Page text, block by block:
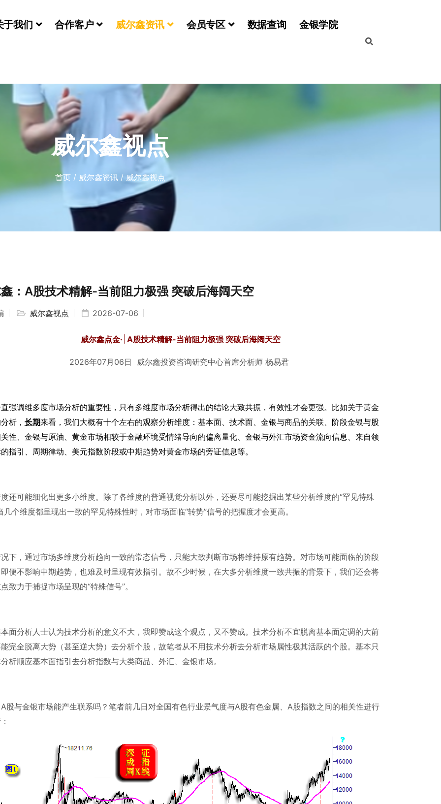
于我们 合作客户 威尔鑫资讯 会员专区 数据查询 金银学院
威尔鑫视点
首页 / 威尔鑫资讯 / 威尔鑫视点
：A股技术精解-当前阻力极强 突破后海阔天空
威尔鑫视点 2026-07-06
威尔鑫点金· A股技术精解-当前阻力极强 突破后海阔天空
2026年07月06日 威尔鑫投资咨询研究中心首席分析师 杨易君
强调维多度市场分析的重要性，只有多维度市场分析得出的结论大致共振，有效性才会更强。比如关于黄金
析， 长期来看，我们大概有十个左右的观察分析维度：基本面、技术面、金银与商品的关联、阶段金银与股
性、金银与原油、黄金市场相较于金融环境受情绪导向的偏离量化、金银与外汇市场资金流向信息、来自领
指引、周期律动、美元指数阶段或中期趋势对黄金市场的旁证信息等。
还可能细化出更多小维度。除了各维度的普通视觉分析以外，还要尽可能挖掘出某些分析维度的“罕见特殊
几个维度都呈现出一致的罕见特殊性时，对市场面临“转势”信号的把握度才会更高。
下，通过市场多维度分析趋向一致的常态信号，只能大致判断市场将维持原有趋势。对市场可能面临的阶段
便不影响中期趋势，也难及时呈现有效指引。故不少时候，在大多分析维度一致共振的背景下，我们还会将
致力于捕捉市场呈现的“特殊信号”。
面分析人士认为技术分析的意义不大，我即赞成这个观点，又不赞成。技术分析不宜脱离基本面定调的大前
完全脱离大势（甚至逆大势）去分析个股，故笔者从不用技术分析去分析市场属性极其活跃的个股。基本只
析顺应基本面指引去分析指数与大类商品、外汇、金银市场。
A股与金银市场能产生联系吗？笔者前几日对全国有色行业景气度与A股有色金属、 A股指数之间的相关性进行